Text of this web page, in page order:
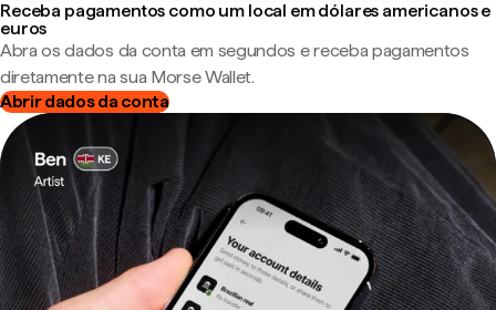
Receba pagamentos como um local em dólares americanos e
euros
Abra os dados da conta em segundos e receba pagamentos
diretamente na sua Morse Wallet.
Abrir dados da conta